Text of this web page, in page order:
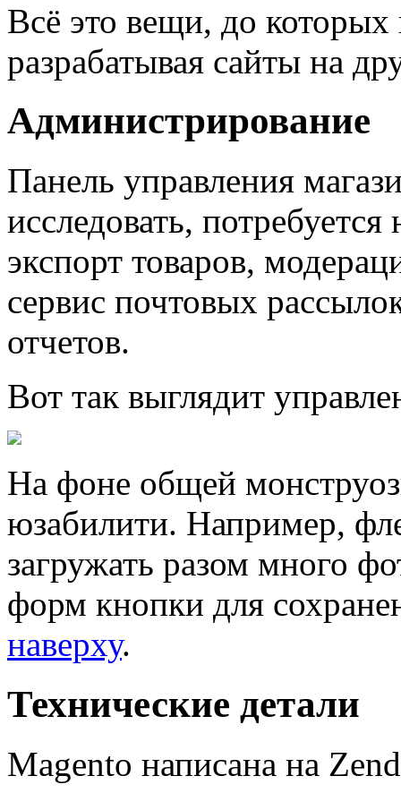
Всё это вещи, до
разрабатывая сайты на
Администрирование
Панель управления
исследовать,
экспорт товаров,
сервис почтовых
отчетов.
Вот так выглядит
На фоне общей
юзабилити. Например,
загружать разом много
форм кнопки для
наверху.
Технические детали
Magento написана на